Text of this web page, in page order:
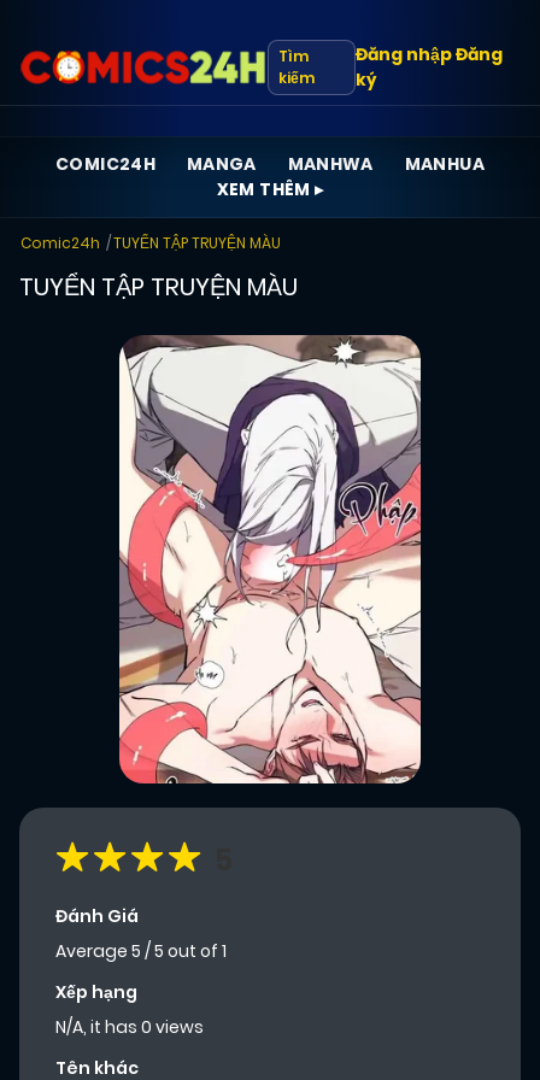
Tìm
kiếm
Đăng nhậpĐăng
ký
COMIC24H MANGA MANHWA
MANHUA
XEM THÊM ▸
Comic24h TUYỂN TẬP TRUYỆN MÀU
TUYỂN TẬP TRUYỆN MÀU
Đánh Giá
Average 5 /5 out of 1
Xếp hạng
N/A, it has 0 views
Tên khác